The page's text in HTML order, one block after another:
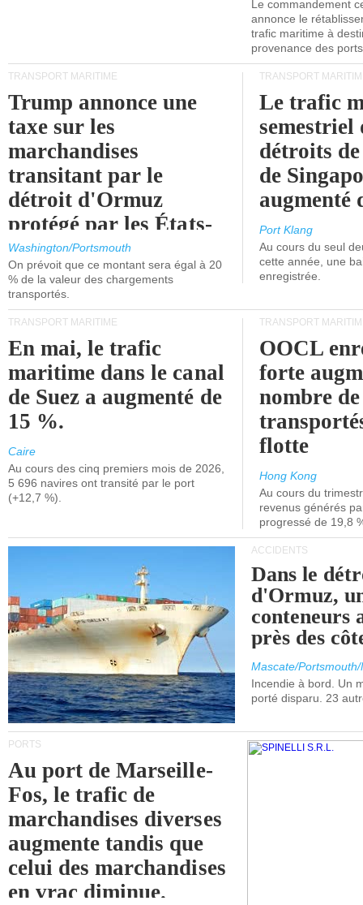
Le commandement
annonce le
trafic maritime à
provenance des
TRANSPORT MARITIME
Trump annonce une
taxe sur les
marchandises
transitant par le
détroit d'Ormuz
protégé par les États-
Unis.
Washington/Portsmouth
On prévoit que ce montant sera égal à 20
% de la valeur des chargements
transportés.
TRANSPORT
Le trafic
semestriel
détroits
de
augmenté
Port Klang
Au cours du seul
cette année, une
enregistrée.
TRANSPORT MARITIME
En mai, le trafic
maritime dans le canal
de Suez a augmenté de
15 %.
Caire
Au cours des cinq premiers mois de 2026,
5 696 navires ont transité par le port
(+12,7 %).
TRANSPORT
OOCL
forte
nombre
flotte
Hong Kong
Au cours du
revenus générés
progressé de 19,8
ACCIDENTS
Dans le
d'Ormuz,
conteneurs
près des
Mascate/
Incendie à bord. Un
porté disparu. 23
PORTS
Au port de Marseille-
Fos, le trafic de
marchandises diverses
augmente tandis que
celui des marchandises
en vrac diminue.